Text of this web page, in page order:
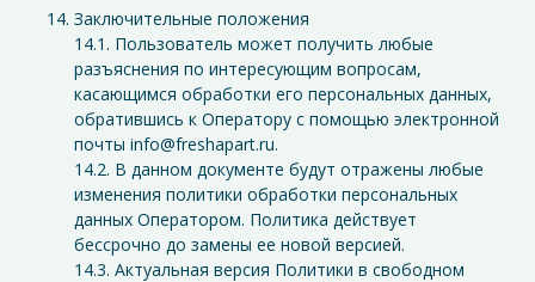
Заключительные положения
14.1. Пользователь может получить любые
разъяснения по интересующим вопросам,
касающимся обработки его персональных данных,
обратившись к Оператору с помощью электронной
почты info@freshapart.ru.
14.2. В данном документе будут отражены любые
изменения политики обработки персональных
данных Оператором. Политика действует
бессрочно до замены ее новой версией.
14.3. Актуальная версия Политики в свободном